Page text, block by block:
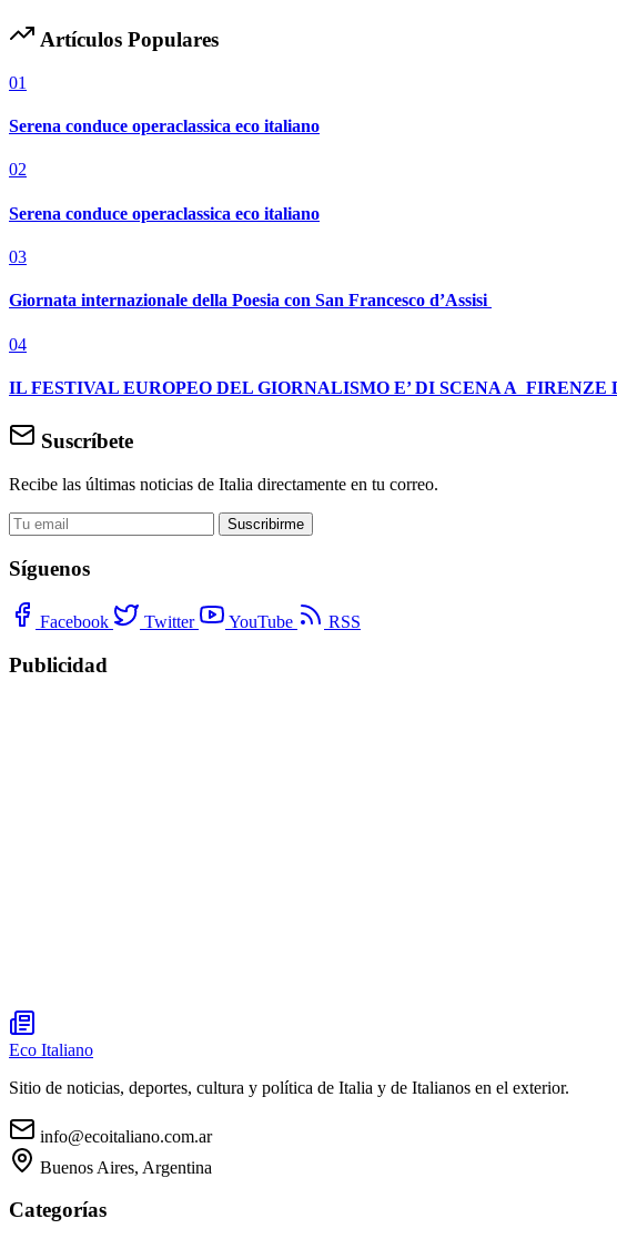
Artículos Populares
01
Serena conduce operaclassica eco italiano
02
Serena conduce operaclassica eco italiano
03
Giornata internazionale della Poesia con San Francesco d’Assisi
04
IL FESTIVAL EUROPEO DEL GIORNALISMO E’ DI SCENA A FIRENZE
Suscríbete
Recibe las últimas noticias de Italia directamente en tu correo.
Suscribirme
Síguenos
Facebook Twitter YouTube RSS
Publicidad
Eco Italiano
Sitio de noticias, deportes, cultura y política de Italia y de Italianos en el exterior.
info@ecoitaliano.com.ar
Buenos Aires, Argentina
Categorías